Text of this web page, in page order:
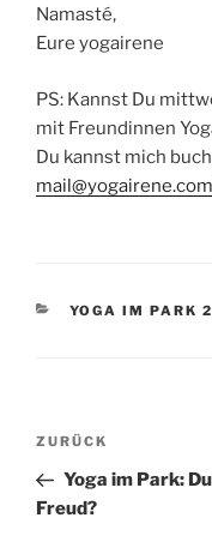
Namasté,
Eure yogairene
PS: Kannst Du
mit Freundinnen
Du kannst mich
mail@yogairene.com
KATEGORIEN
YOGA IM PARK
Vorheriger
Beitrag
ZURÜCK
Yoga im Park:
Freud?